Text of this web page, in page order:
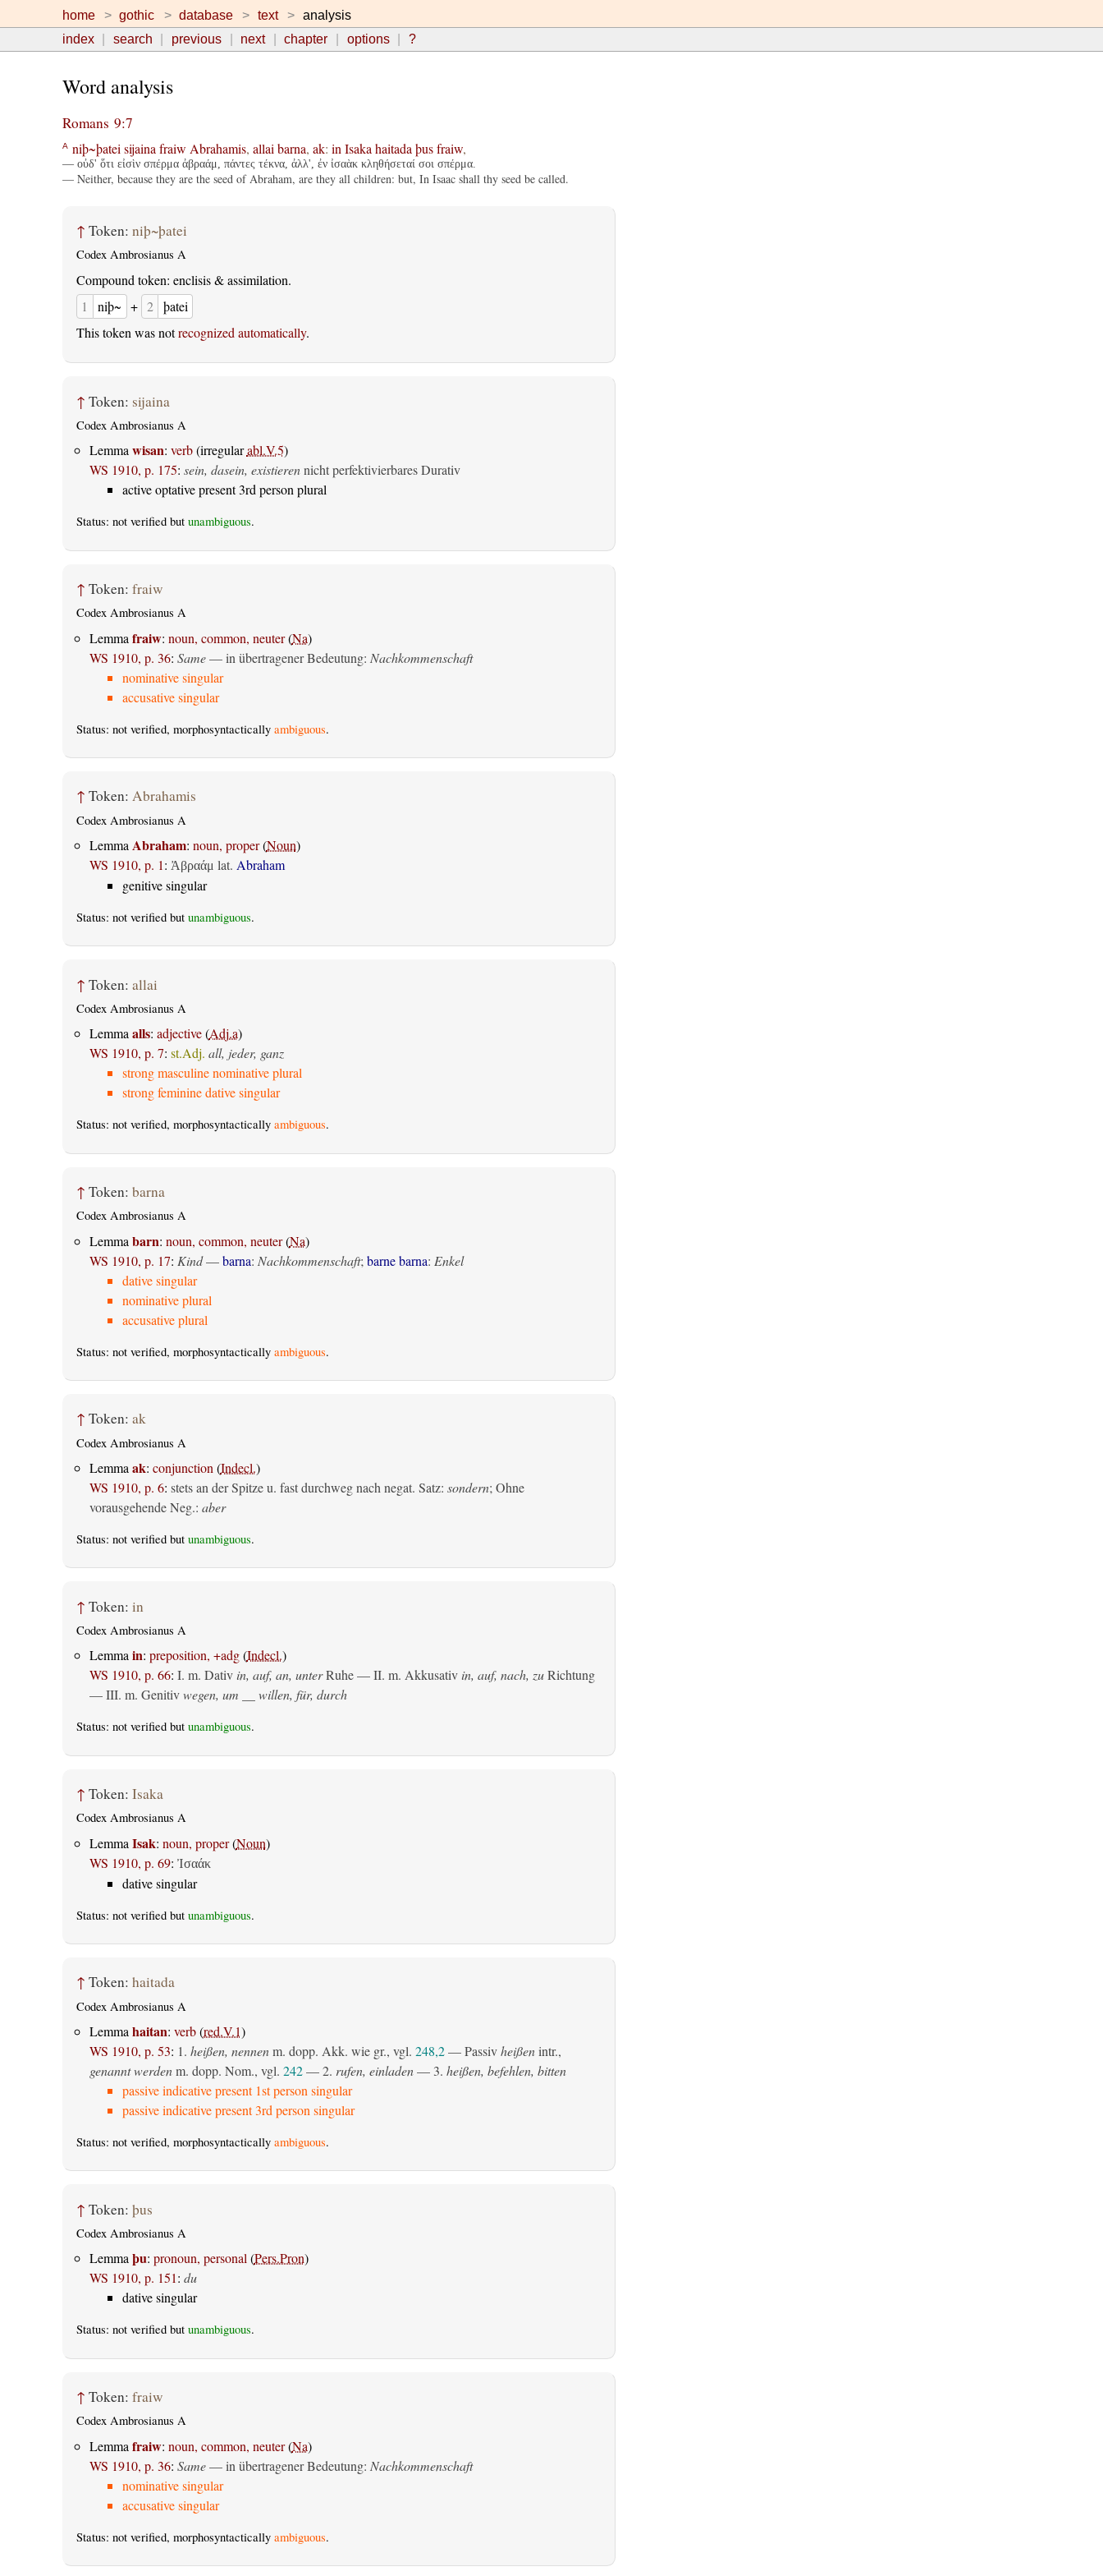
home gothic database text
analysis
index
search previous next chapter options ?
Word analysis
Romans 9:7
A niþ~þatei sijaina fraiw Abrahamis, allai barna, ak: in Isaka haitada þus fraiw,
— οὐδ' ὅτι εἰσὶν σπέρμα ἀβραάμ, πάντες τέκνα, ἀλλ', ἐν ἰσαὰκ κληθήσεταί σοι σπέρμα.
— Neither, because they are the seed of Abraham, are they all children: but, In Isaac shall thy seed be called.
↑ Token: niþ~þatei
Codex Ambrosianus A
Compound token: enclisis & assimilation.
1
niþ~ + 2 þatei
This token was notrecognized automatically.
↑ Token: sijaina
Codex Ambrosianus A
Lemmawisan: verb(irregularabl.V.5)
WS 1910, p. 175: sein, dasein, existierennicht perfektivierbares Durativ
active optative present 3rd person plural
Status: not verified but unambiguous.
↑ Token: fraiw
Codex Ambrosianus A
Lemma fraiw: noun, common, neuter(Na)
WS 1910, p. 36: Same— in übertragener Bedeutung: Nachkommenschaft
nominative singular
accusative singular
Status: not verified, morphosyntactically ambiguous.
↑ Token: Abrahamis
Codex Ambrosianus A
Lemma Abraham: noun, proper(Noun)
WS 1910, p. 1: Ἀβραάμ lat. Abraham
genitive singular
Status: not verified but unambiguous.
↑ Token: allai
Codex Ambrosianus A
Lemmaalls: adjective(Adj.a)
WS 1910, p. 7: st.Adj. all, jeder, ganz
strong masculine nominative plural
strong feminine dative singular
Status: not verified, morphosyntactically ambiguous.
↑ Token: barna
Codex Ambrosianus A
Lemma barn: noun, common, neuter(Na)
WS 1910, p. 17: Kind—barna: Nachkommenschaft; barne barna: Enkel
dative singular
nominative plural
accusative plural
Status: not verified, morphosyntactically ambiguous.
↑ Token: ak
Codex Ambrosianus A
Lemma ak: conjunction (Indecl.)
WS 1910, p. 6: stets an der Spitze u. fast durchweg nach negat. Satz: sondern; Ohne
vorausgehende Neg.: aber
Status: not verified but unambiguous.
↑ Token: in
Codex Ambrosianus A
Lemmain: preposition, +adg(Indecl.)
WS 1910, p. 66: I. m. Dativ in, auf, an, unterRuhe — II. m. Akkusativ in, auf, nach, zuRichtung
— III. m. Genitiv wegen, um __ willen, für, durch
Status: not verified but unambiguous.
↑ Token: Isaka
Codex Ambrosianus A
Lemma Isak: noun, proper(Noun)
WS 1910, p. 69: Ἰσαάκ
dative singular
Status: not verified but unambiguous.
↑ Token: haitada
Codex Ambrosianus A
Lemma haitan: verb(red.V.1)
WS 1910, p. 53: 1. heißen, nennenm. dopp. Akk. wie gr., vgl. 248,2—Passiv heißenintr.,
genannt werdenm. dopp. Nom., vgl. 242— 2. rufen, einladen— 3. heißen, befehlen, bitten
passive indicative present 1st person singular
passive indicative present 3rd person singular
Status: not verified, morphosyntactically ambiguous.
↑ Token: þus
Codex Ambrosianus A
Lemmaþu: pronoun, personal(Pers.Pron)
WS 1910, p. 151: du
dative singular
Status: not verified but unambiguous.
↑ Token: fraiw
Codex Ambrosianus A
Lemma fraiw: noun, common, neuter(Na)
WS 1910, p. 36: Same— in übertragener Bedeutung: Nachkommenschaft
nominative singular
accusative singular
Status: not verified, morphosyntactically ambiguous.